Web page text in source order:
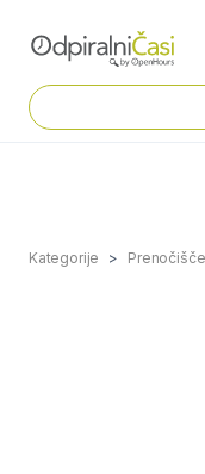
Kategorije Prenočišče